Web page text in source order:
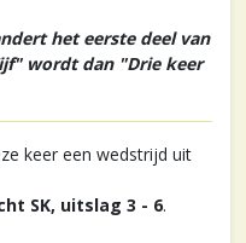
het eerste deel van
wordt dan "Drie keer
keer een wedstrijd uit
SK, uitslag 3 - 6.